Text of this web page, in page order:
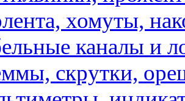
хомуты,
каналы и
скрутки,